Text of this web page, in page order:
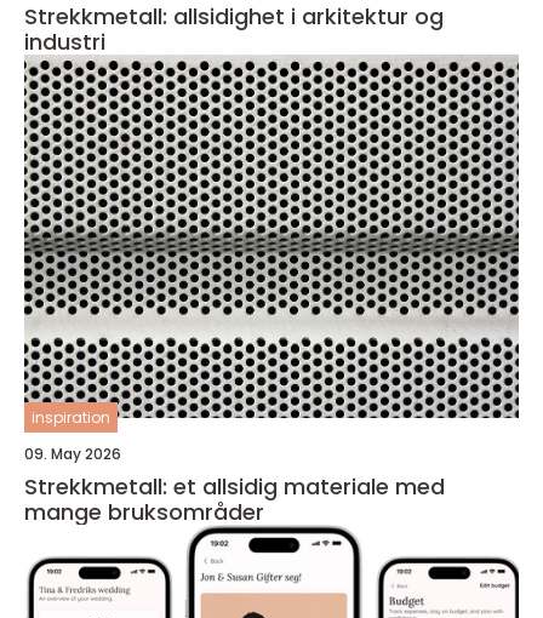
Strekkmetall: allsidighet i arkitektur og
industri
inspiration
09. May 2026
Strekkmetall: et allsidig materiale med
mange bruksområder